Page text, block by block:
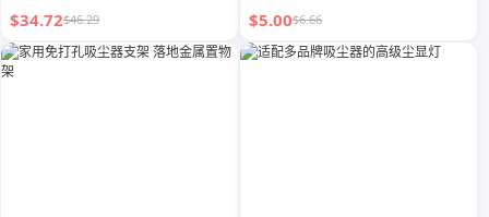
地地毯一体便携式吸尘器
$34.72$46.29 $5.00$6.66